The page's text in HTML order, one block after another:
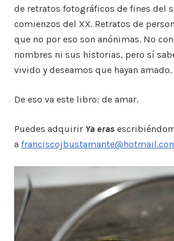
de retratos fotográficos de fines del
comienzos del XX. Retratos de
que no por eso son anónimas. No
nombres ni sus historias, pero sí
vivido y deseamos que hayan amado.
De eso va este libro: de amar.
Puedes adquirir Ya eras
a